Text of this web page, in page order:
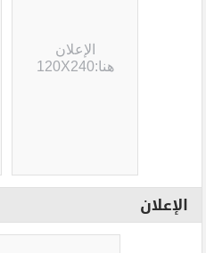
الإعلان
هنا:120X240
الإعلان